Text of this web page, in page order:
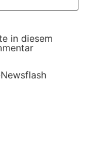
in diesem